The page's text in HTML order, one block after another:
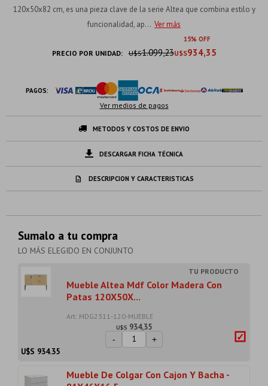
120x50x82 cm, es una pieza clave de la serie Altea que combina estilo y
funcionalidad, ap... Ver más
15
PRECIO POR UNIDAD: U$S934,35
U$S1.099,23
PAGOS:
Ver medios de pagos
METODOS Y COSTOS DE ENVIO
DESCARGAR FICHA TÉCNICA
DESCRIPCION Y CARACTERISTICAS
Sumalo a tu compra
LO MÁS ELEGIDO EN CONJUNTO
Mueble Altea Mdf Color Madera Con
Patas 120X50X...
Art: MDG2311-120-MUEBLE
U$S 934,35
- +
U$S 934.35
Mueble De Colgar Con Cajon Y Bacha -